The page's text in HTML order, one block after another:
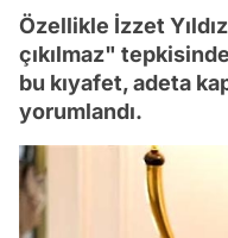
Özellikle İzzet
çıkılmaz"
bu kıyafet, adeta
yorumlandı.